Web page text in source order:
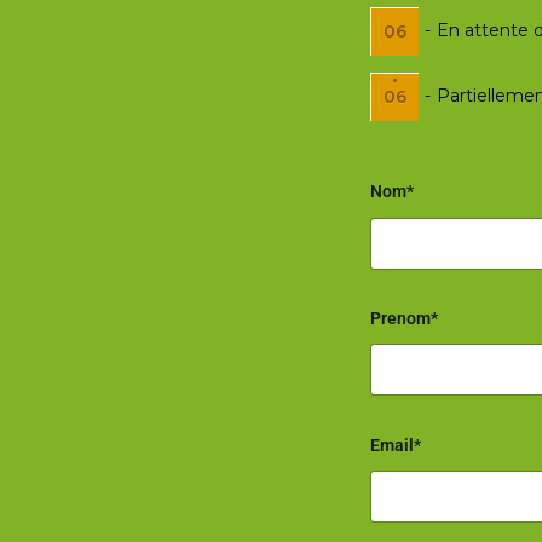
06 - En attente
·
06 -
Nom*
Prenom*
Email*